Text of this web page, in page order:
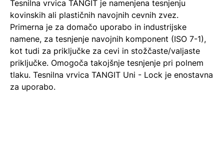
Tesnilna vrvica TANGIT je namenjena tesnjenju
kovinskih ali plastičnih navojnih cevnih zvez.
Primerna je za domačo uporabo in industrijske
namene, za tesnjenje navojnih komponent (ISO 7-1),
kot tudi za priključke za cevi in stožčaste/valjaste
priključke. Omogoča takojšnje tesnjenje pri polnem
tlaku. Tesnilna vrvica TANGIT Uni - Lock je enostavna
za uporabo.